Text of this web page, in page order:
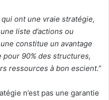
ont une vraie stratégie,
liste d’actions ou
constitue un avantage
90% des structures,
ressources à bon escient.”
n’est pas une garantie